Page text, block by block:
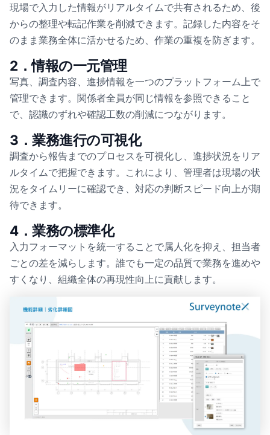
現場で入力した情報がリアルタイムで共有されるため、後
からの整理や転記作業を削減できます。記録した内容をそ
のまま業務全体に活かせるため、作業の重複を防ぎます。
2．情報の一元管理
写真、調査内容、進捗情報を一つのプラットフォーム上で
管理できます。関係者全員が同じ情報を参照できること
で、認識のずれや確認工数の削減につながります。
3．業務進行の可視化
調査から報告までのプロセスを可視化し、進捗状況をリア
ルタイムで把握できます。これにより、管理者は現場の状
況をタイムリーに確認でき、対応の判断スピード向上が期
待できます。
4．業務の標準化
入力フォーマットを統一することで属人化を抑え、担当者
ごとの差を減らします。誰でも一定の品質で業務を進めや
すくなり、組織全体の再現性向上に貢献します。